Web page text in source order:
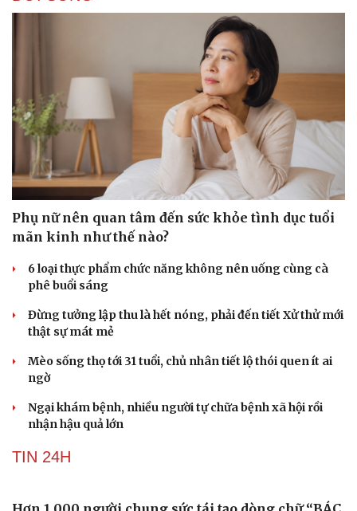
SmartAds chính thức ra mắt tính năng Targeting
Đây là bước mở rộng quan trọng trong hệ sinh thái contextual
ĐỜI SỐNG
Phụ nữ nên quan tâm đến sức khỏe tình dục tuổi
mãn kinh như thế nào?
6 loại thực phẩm chức năng không nên uống cùng cà
phê buổi sáng